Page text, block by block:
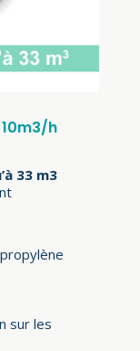
h
33 m3
sur les